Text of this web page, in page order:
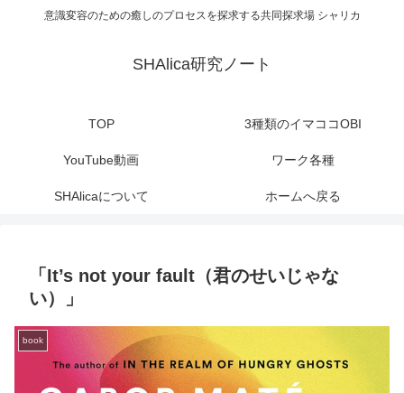
意識変容のための癒しのプロセスを探求する共同探求場 シャリカ
SHAlica研究ノート
TOP 3種類のイマココOBI
YouTube動画 ワーク各種
SHAlicaについて ホームへ戻る
「It’s not your fault（君のせいじゃな
い）」
book